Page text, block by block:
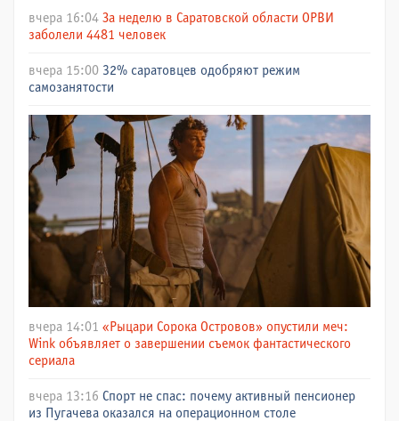
вчера 16:04 За неделю в Саратовской области ОРВИ
заболели 4481 человек
вчера 15:00 32% саратовцев одобряют режим
самозанятости
вчера 14:01 «Рыцари Сорока Островов» опустили меч:
Wink объявляет о завершении съемок фантастического
сериала
вчера 13:16 Спорт не спас: почему активный пенсионер
из Пугачева оказался на операционном столе